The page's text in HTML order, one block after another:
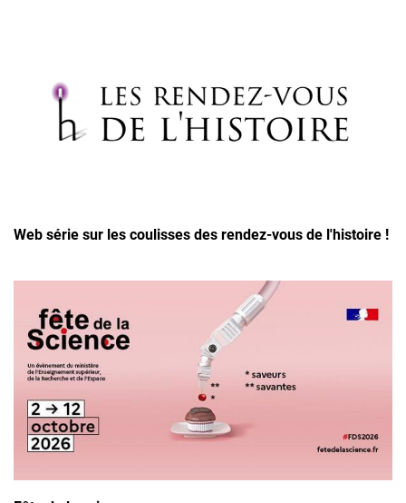
Web série sur les coulisses des rendez-vous de l'histoire !